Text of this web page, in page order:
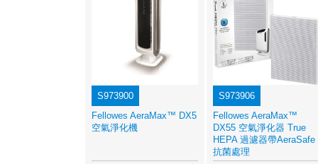
S973900
Fellowes AeraMax™ DX5
空氣淨化機
S973906
Fellowes AeraMax™
DX55 空氣淨化器 True
HEPA 過濾器帶AeraSafe
抗菌處理